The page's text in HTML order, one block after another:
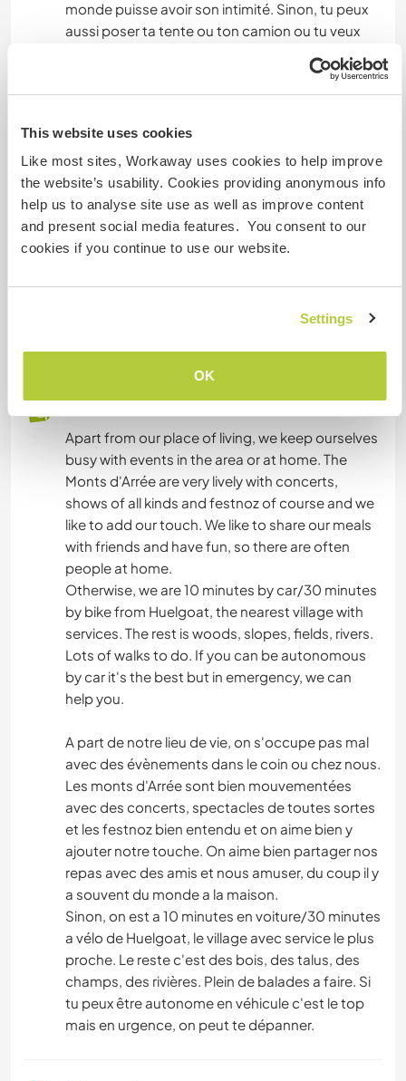
This website uses cookies
Like most sites, Workaway uses cookies to help improve
the website’s usability. Cookies providing anonymous info
help us to analyse site use as well as improve content
and present social media features. You consent to our
cookies if you continue to use our website.
Settings
OK
monde puisse avoir son intimité. Sinon, tu peux
aussi poser ta tente ou ton camion ou tu veux
la douche a l'intérieur et mouillée-chaude.
Amène tes bottes et/ou chaussures de travail,
Comme petite info a part : on se sert de la
technologie moderne comme tout le monde ajd
mais on aime bien que les portables et
ordinateurs restent loin des espaces partagés
comme la cuisine et le salon. Pour nous, c'est
problème de se retirer pour faire des appels,
écrire des message, envoyer des photos etc.
Autres infos...
Apart from our place of living, we keep ourselves
busy with events in the area or at home. The
Monts d'Arrée are very lively with concerts,
shows of all kinds and festnoz of course and we
like to add our touch. We like to share our meals
with friends and have fun, so there are often
people at home.
Otherwise, we are 10 minutes by car/30 minutes
by bike from Huelgoat, the nearest village with
services. The rest is woods, slopes, fields, rivers.
Lots of walks to do. If you can be autonomous
by car it's the best but in emergency, we can
help you.
A part de notre lieu de vie, on s'occupe pas mal
avec des évènements dans le coin ou chez nous.
Les monts d'Arrée sont bien mouvementées
avec des concerts, spectacles de toutes sortes
et les festnoz bien entendu et on aime bien y
ajouter notre touche. On aime bien partager nos
repas avec des amis et nous amuser, du coup il y
a souvent du monde a la maison.
Sinon, on est a 10 minutes en voiture/30 minutes
a vélo de Huelgoat, le village avec service le plus
proche. Le reste c'est des bois, des talus, des
champs, des rivières. Plein de balades a faire. Si
tu peux être autonome en véhicule c'est le top
mais en urgence, on peut te dépanner.